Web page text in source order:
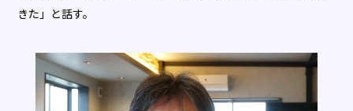
きた」と話す。